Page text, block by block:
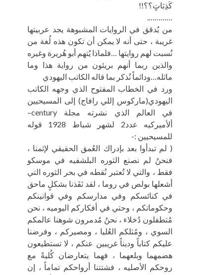
كَذِبَاتٍ؟؟!!
………….
من يُدقق في الروايات المشبوهة يجد عربيتها
غريبة ، حتى أنه لا يمكن أن تكون هذه لُغة من
نُسبت لهم روايتها …فلماذا يُتهم أبو هُريرة وغيره
والذين ربما أنهم بريئون من رواية هذا وما
ماثله…ودائماً نُذكر بما قاله الكاتب اليهودي
ورد في الخطاب المفتوح الذي وجهه الكاتب
اليهودي(ماركوس إللي رافاج) إلى المسيحيين
في العالم الذي نشرته مجلة century–
ألأميركيه عدد2 لشهر شباط 1928 قوله
للمسيحيين :-
( لم تبدأوا بعد بإدراك العُمق الحقيقي لإثمنا ،
فنحنُ لم نصنع الثوره البلشفيه في موسكو
فقط ، والتي لا تُعتبر نُقطه في بحر الثوره التي
أشعلها بولص في روما ، لقد نَفَذنا بشكلٍ ماحق
في كنائسكم وفي مدارسكم وفي قوانينكم
وحكوماتكم ، وحتي في أفكاركم اليوميه ، نحن
مُتطفلون دُخلاء ، نحنُ مُدمرون شوهنا عالمكم
السوي ، ومُثلكم العُليا ، ومصيركم ، وفرضنا
عليكم كتاباً وديناً غريبين عنكم ، لا تستطيعون
هضمهما وبلعهما ، فهما يتعارضان كُليةً مع
روحكم الأصليه ، فشتتنا أرواحكم تماماً ، إن